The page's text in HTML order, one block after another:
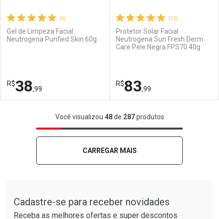
Comprar sem Desconto
Por R$ 186,99/cada
Por R$ 186,99/cada
Ativar Desconto
Comprar sem Desconto
Por R$ 58,99/cada
Por R$ 58,99/cada
(6)
Gel de Limpeza Facial
Neutrogena Purified Skin 60g
R$38,99
FECHAR
Laboratório
FECHAR
Por Menos
(15)
Protetor Solar Facial
Neutrogena Sun Fresh Derm
Care Pele Negra FPS70 40g
R$83,99
Laboratório
Por Menos
Você visualizou 48de 287produtos
CARREGAR MAIS
Cadastre-se para receber novidades
Receba as melhores ofertas e super descontos